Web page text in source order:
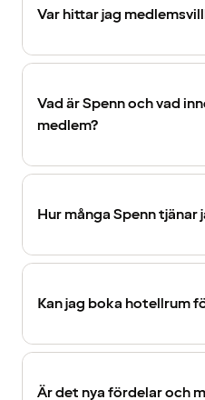
Var hittar jag
Vad är Spenn och vad
medlem?
Hur många Spenn tjänar
Kan jag boka hotellrum
Är det nya fördelar och